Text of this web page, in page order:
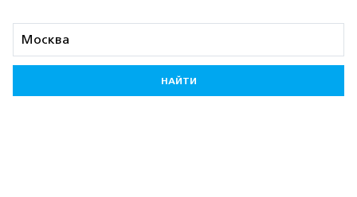
НАЙТИ